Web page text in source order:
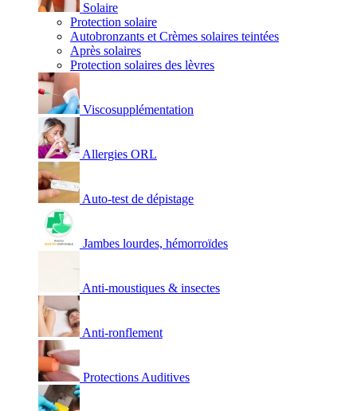
Solaire
Protection solaire
Autobronzants et Crèmes solaires teintées
Après solaires
Protection solaires des lèvres
Viscosupplémentation
Allergies ORL
Auto-test de dépistage
Jambes lourdes, hémorroïdes
Anti-moustiques & insectes
Anti-ronflement
Protections Auditives